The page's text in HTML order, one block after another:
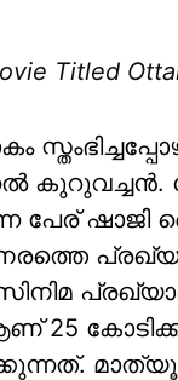
Titled
കുറുവച്ചന്‍.
പേര് ഷാജി
സിനിമ
25